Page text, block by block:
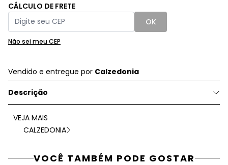
CÁLCULO DE FRETE
OK
Não sei meu CEP
Vendido e entregue por Calzedonia
Descrição
VEJA MAIS
CALZEDONIA
VOCÊ TAMBÉM PODE GOSTAR